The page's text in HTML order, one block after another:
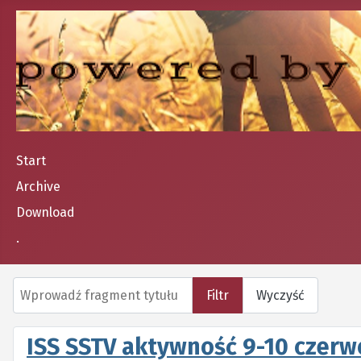
Start
Archive
Download
.
Wprowadź fragment tytułu
Filtr Wyczyść
ISS SSTV aktywność 9-10